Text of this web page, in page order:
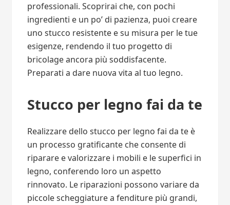
professionali. Scoprirai che, con pochi
ingredienti e un po’ di pazienza, puoi creare
uno stucco resistente e su misura per le tue
esigenze, rendendo il tuo progetto di
bricolage ancora più soddisfacente.
Preparati a dare nuova vita al tuo legno.
Stucco per legno fai da te
Realizzare dello stucco per legno fai da te è
un processo gratificante che consente di
riparare e valorizzare i mobili e le superfici in
legno, conferendo loro un aspetto
rinnovato. Le riparazioni possono variare da
piccole scheggiature a fenditure più grandi,